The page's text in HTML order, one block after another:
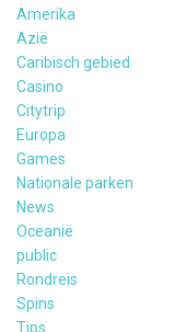
Amerika
Azië
Caribisch gebied
Casino
Citytrip
Europa
Games
Nationale parken
News
Oceanië
public
Rondreis
Spins
Tips